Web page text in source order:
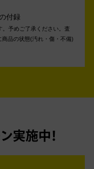
付録
予めご了承ください。 査
品の状態(汚れ・傷・不備)
実施中！